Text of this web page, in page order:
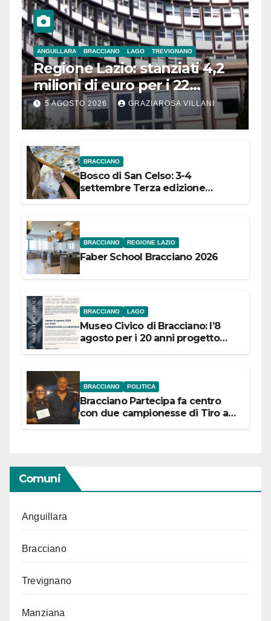
ANGUILLARA BRACCIANO LAGO TREVIGNANO
Regione Lazio: stanziati 4,2
milioni di euro per i 22
Comuni dell’Etruria
Meridionale
5 AGOSTO 2026 GRAZIAROSA VILLANI
BRACCIANO
Bosco di San Celso: 3-4
settembre Terza edizione
BRACCIANO REGIONE LAZIO
Faber School Bracciano 2026
BRACCIANO LAGO
Museo Civico di Bracciano: l’8
agosto per i 20 anni progetto
BRACCIANO POLITICA
Bracciano Partecipa fa centro
con due campionesse di Tiro a
Comuni
Anguillara
Bracciano
Trevignano
Manziana